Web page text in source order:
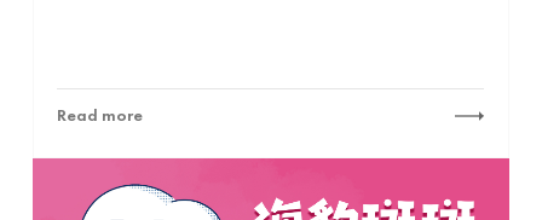
Read more